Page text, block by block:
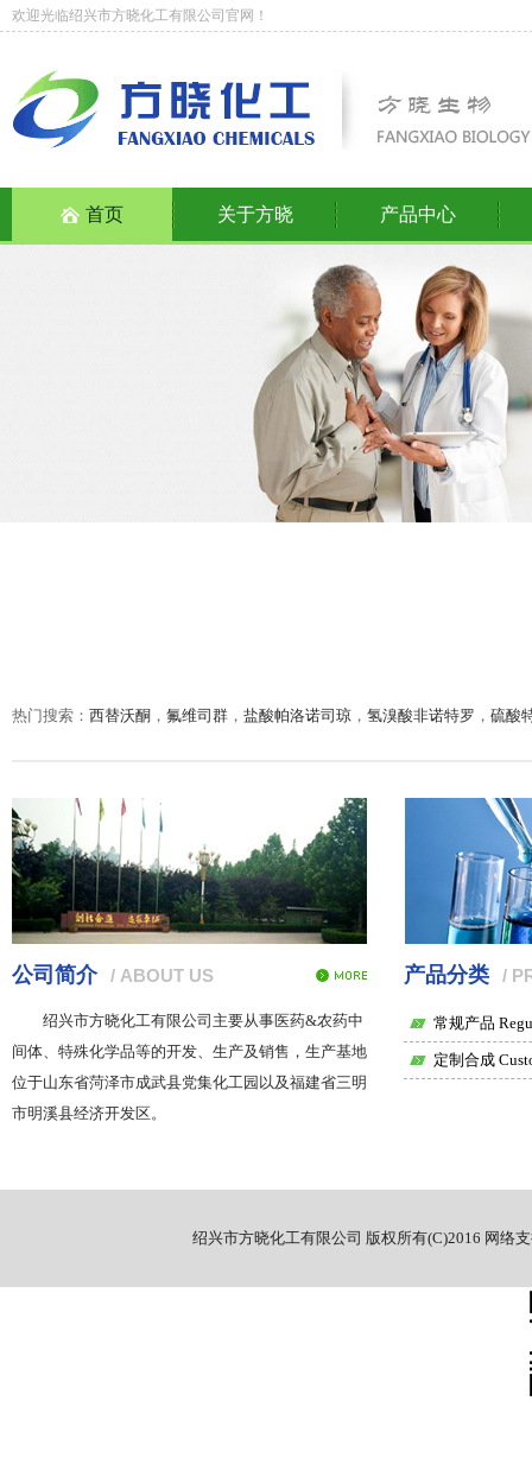
欢迎光临绍兴市方晓化工有限公司官网！
首页 关于方晓 产品中心
热门搜索： 西替沃酮 ， 氟维司群 ， 盐酸帕洛诺司琼 ， 氢溴酸非诺特罗 ， 硫酸
公司简介 / ABOUT US
绍兴市方晓化工有限公司 主要从事医药&农药中
间体、特殊化学品等的开发、生产及销售，生产基地
位于山东省菏泽市成武县党集化工园以及福建省三明
市明溪县经济开发区。
产品分类 /
常规产品
定制合成
绍兴市方晓化工有限公司 版权所有(C)2016 网络